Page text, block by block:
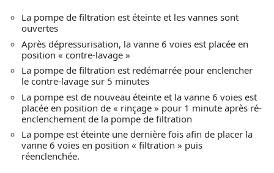
La pompe de filtration est éteinte et les vannes sont
ouvertes
Après dépressurisation, la vanne 6 voies est placée en
position « contre-lavage »
La pompe de filtration est redémarrée pour enclencher
le contre-lavage sur 5 minutes
La pompe est de nouveau éteinte et la vanne 6 voies est
placée en position de « rinçage » pour 1 minute après ré-
enclenchement de la pompe de filtration
La pompe est éteinte une dernière fois afin de placer la
vanne 6 voies en position « filtration » puis
réenclenchée.